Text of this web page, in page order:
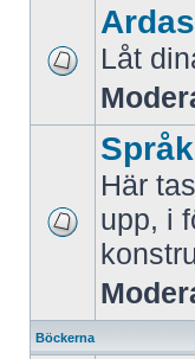
Låt
Språk
Här
upp, i
Böckerna